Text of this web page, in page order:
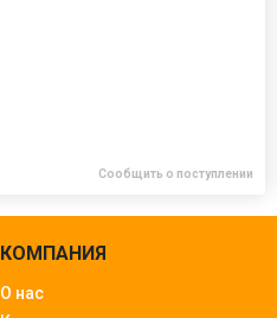
Сообщить о поступлении
КОМПАНИЯ
О нас